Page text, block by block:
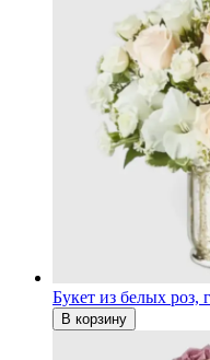
Букет из белых роз,
В корзину